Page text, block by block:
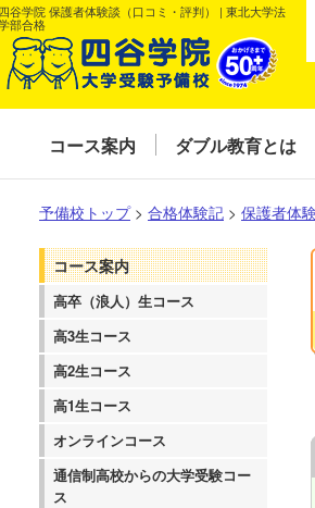
四谷学院 保護者体験談（口コミ・評判） | 東北大学法
部合格
コース案内 ダブル教育とは
予備校トップ > 合格体験記 > 保護者体
コース案内
高卒（浪人）生コース
高3生コース
高2生コース
高1生コース
オンラインコース
通信制高校からの大学受験コー
ス